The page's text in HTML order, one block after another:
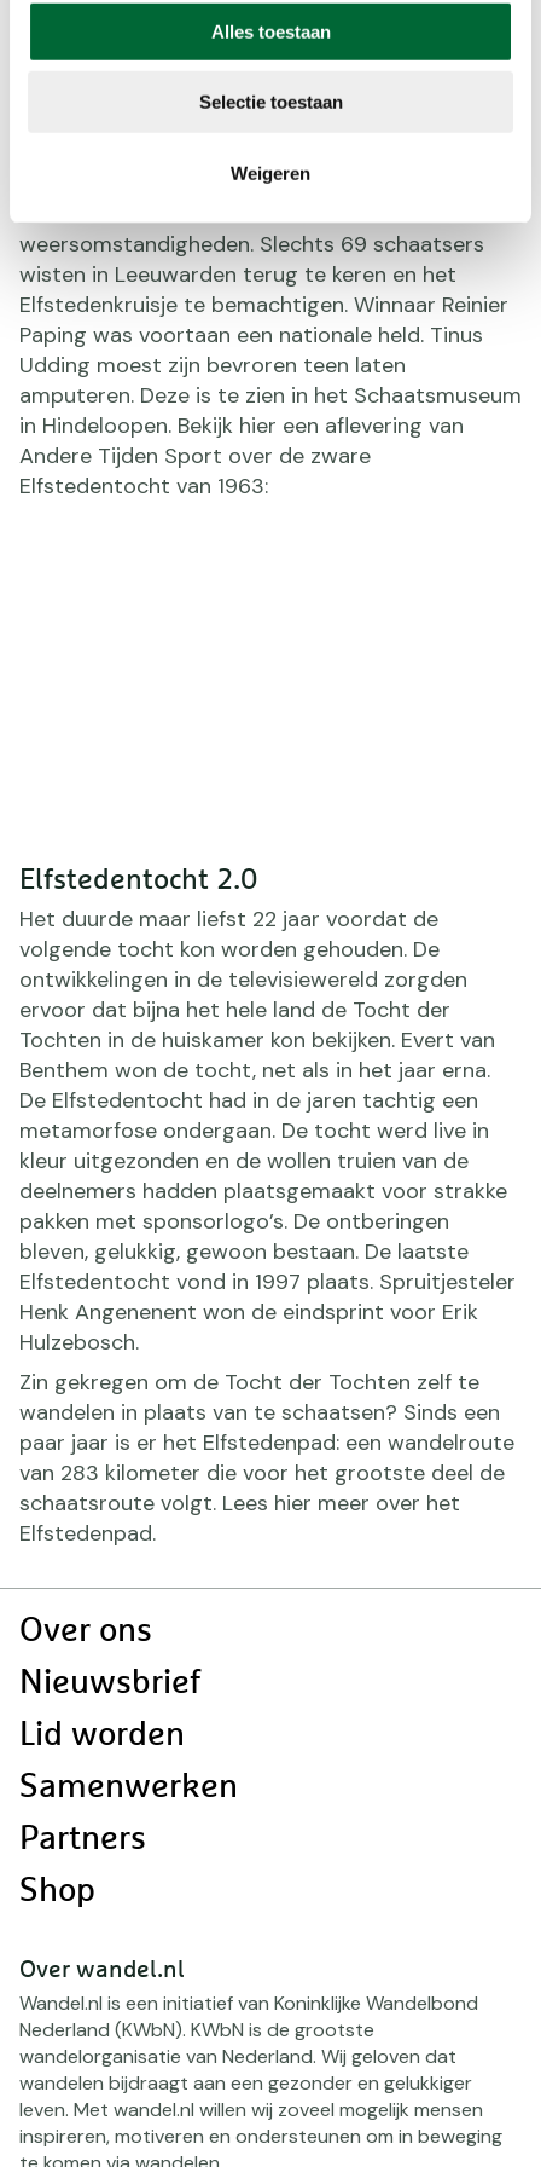
Alles toestaan
Selectie toestaan
Weigeren
geschrapt, onder wie de top-4. Lees
hele verhaal over het fraudeonderzoek uit 1947.
De tocht van 1963
meest legendarische. Tienduizend deelnemers
weersomstandigheden. Slechts 69 schaatsers
wisten in Leeuwarden terug te keren en het
Elfstedenkruisje te bemachtigen. Winnaar Reinier
Paping was voortaan een nationale held. Tinus
Udding moest zijn bevroren teen laten
amputeren. Deze is te zien in het Schaatsmuseum
in Hindeloopen. Bekijk hier een aflevering van
Andere Tijden Sport over de zware
Elfstedentocht van 1963:
Elfstedentocht 2.0
Het duurde maar liefst 22 jaar voordat de
volgende tocht kon worden gehouden. De
ontwikkelingen in de televisiewereld zorgden
ervoor dat bijna het hele land de Tocht der
Tochten in de huiskamer kon bekijken. Evert van
Benthem won de tocht, net als in het jaar erna.
De Elfstedentocht had in de jaren tachtig een
metamorfose ondergaan. De tocht werd live in
kleur uitgezonden en de wollen truien van de
deelnemers hadden plaatsgemaakt voor strakke
pakken met sponsorlogo’s. De ontberingen
bleven, gelukkig, gewoon bestaan. De laatste
Elfstedentocht vond in 1997 plaats. Spruitjesteler
Henk Angenenent won de eindsprint voor Erik
Hulzebosch.
Zin gekregen om de Tocht der Tochten zelf te
wandelen in plaats van te schaatsen? Sinds een
paar jaar is er het Elfstedenpad: een wandelroute
van 283 kilometer die voor het grootste deel de
schaatsroute volgt. Lees hier meer over het
Elfstedenpad.
Doormat
Over ons
Nieuwsbrief
Lid worden
Samenwerken
Partners
Shop
Over wandel.nl
Wandel.nl is een initiatief van Koninklijke Wandelbond
Nederland (KWbN). KWbN is de grootste
wandelorganisatie van Nederland. Wij geloven dat
wandelen bijdraagt aan een gezonder en gelukkiger
leven. Met wandel.nl willen wij zoveel mogelijk mensen
inspireren, motiveren en ondersteunen om in beweging